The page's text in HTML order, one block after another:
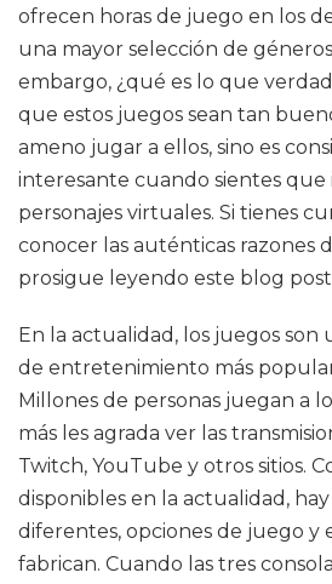
ofrecen horas de juego en los
una mayor selección de
embargo, ¿qué es lo que
que estos juegos sean tan
ameno jugar a ellos, sino es
interesante cuando sientes que
personajes virtuales. Si tienes
conocer las auténticas razones
prosigue leyendo este blog
En la actualidad, los juegos son
de entretenimiento más
Millones de personas juegan a
más les agrada ver las
Twitch, YouTube y otros sitios.
disponibles en la actualidad,
diferentes, opciones de juego y
fabrican. Cuando las tres